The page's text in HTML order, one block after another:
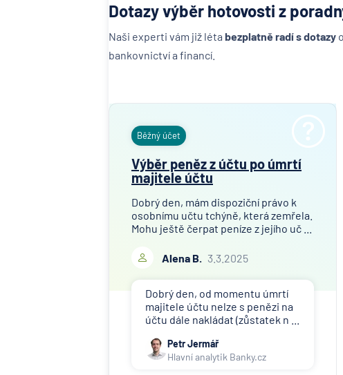
Dotazy výběr hotovosti z
Naši experti vám již léta bezplatně radí s dotazy
bankovnictví a financí.
Běžný účet
Výběr peněz z účtu po úmrtí
majitele účtu
Dobrý den, mám dispoziční právo k
osobnímu učtu tchýně, která zemřela.
Mohu ještě čerpat peníze z jejího uč ...
Alena B. 3.3.2025
Dobrý den, od momentu úmrtí
majitele účtu nelze s penězi na
účtu dále nakládat (zůstatek n ...
Petr Jermář
Hlavní analytik Banky.cz